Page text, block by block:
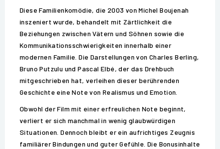
Diese Familienkomödie, die 2003 von Michel Boujenah
inszeniert wurde, behandelt mit Zärtlichkeit die
Beziehungen zwischen Vätern und Söhnen sowie die
Kommunikationsschwierigkeiten innerhalb einer
modernen Familie. Die Darstellungen von Charles Berling,
Bruno Putzulu und Pascal Elbé, der das Drehbuch
mitgeschrieben hat, verleihen dieser berührenden
Geschichte eine Note von Realismus und Emotion.
Obwohl der Film mit einer erfreulichen Note beginnt,
verliert er sich manchmal in wenig glaubwürdigen
Situationen. Dennoch bleibt er ein aufrichtiges Zeugnis
familiärer Bindungen und guter Gefühle. Die Bonusinhalte